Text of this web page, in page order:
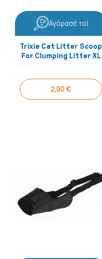
Αγόρασέ το!
Trixie Cat Litter Scoop
For Clumping Litter XL
2,90 €